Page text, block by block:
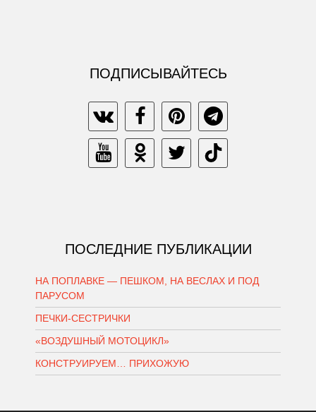
ПОДПИСЫВАЙТЕСЬ
ПОСЛЕДНИЕ ПУБЛИКАЦИИ
НА ПОПЛАВКЕ — ПЕШКОМ, НА ВЕСЛАХ И ПОД
ПАРУСОМ
ПЕЧКИ-СЕСТРИЧКИ
«ВОЗДУШНЫЙ МОТОЦИКЛ»
КОНСТРУИРУЕМ… ПРИХОЖУЮ